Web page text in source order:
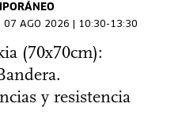
07 AGO 2026 | 10:30-13:30
(70x70cm):
y resistencia